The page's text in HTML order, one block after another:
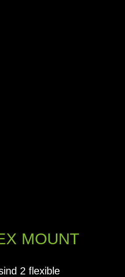
MOUNT
2 flexible